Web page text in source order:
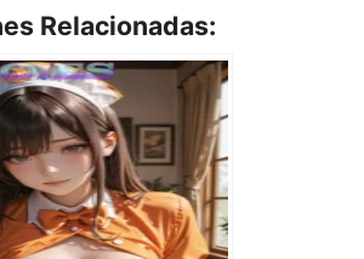
Relacionadas: